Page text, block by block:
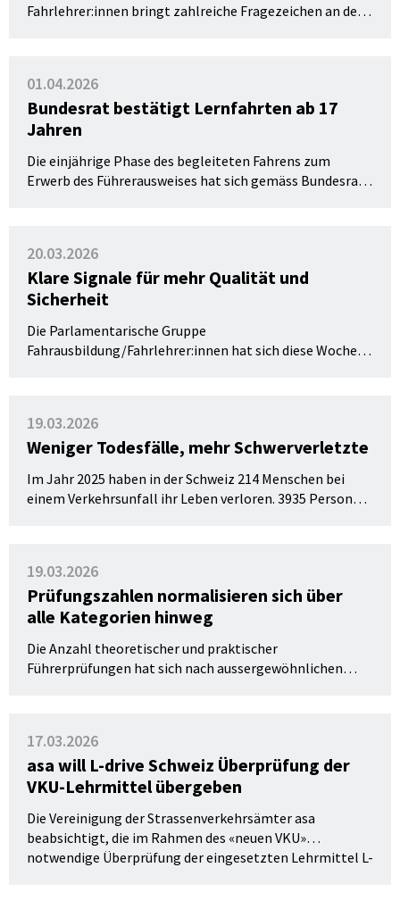
Fahrlehrer:innen bringt zahlreiche Fragezeichen an der
der Verkehrssicherheit.
01.04.2026
Bundesrat bestätigt Lernfahrten ab 17
Jahren
Die einjährige Phase des begleiteten Fahrens zum
Erwerb des Führerausweises hat sich gemäss Bundesrat
Fahrausbildung hervor, den der Bundesrat an seiner
Sitzung vom 1. April 2026 zur Kenntnis genommen hat.
20.03.2026
Klare Signale für mehr Qualität und
Sicherheit
Die Parlamentarische Gruppe
Fahrausbildung/Fahrlehrer:innen hat sich diese Woche
an der Sitzung teil. Das Sekretariat der Gruppe wird von
L-drive Schweiz geführt.
19.03.2026
Weniger Todesfälle, mehr Schwerverletzte
Im Jahr 2025 haben in der Schweiz 214 Menschen bei
einem Verkehrsunfall ihr Leben verloren. 3935 Personen
Dies geht aus der Strassenverkehrsunfall-Statistik 2025
des Bundesamts für Strassen (ASTRA) hervor.
19.03.2026
Prüfungszahlen normalisieren sich über
alle Kategorien hinweg
Die Anzahl theoretischer und praktischer
Führerprüfungen hat sich nach aussergewöhnlichen
17.03.2026
asa will L-drive Schweiz Überprüfung der
VKU-Lehrmittel übergeben
Die Vereinigung der Strassenverkehrsämter asa
beabsichtigt, die im Rahmen des «neuen VKU»
notwendige Überprüfung der eingesetzten Lehrmittel L-